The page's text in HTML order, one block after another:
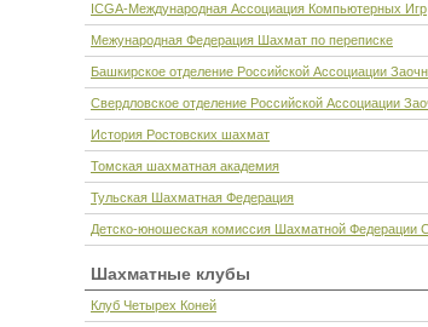
ICGA-Международная Ассоциация Компьютерных Игр
Межународная Федерация Шахмат по переписке
Башкирское отделение Российской Ассоциации
Свердловское отделение Российской Ассоциации
История Ростовских шахмат
Томская шахматная академия
Тульская Шахматная Федерация
Детско-юношеская комиссия Шахматной Федерации
Шахматные клубы
Клуб Четырех Коней